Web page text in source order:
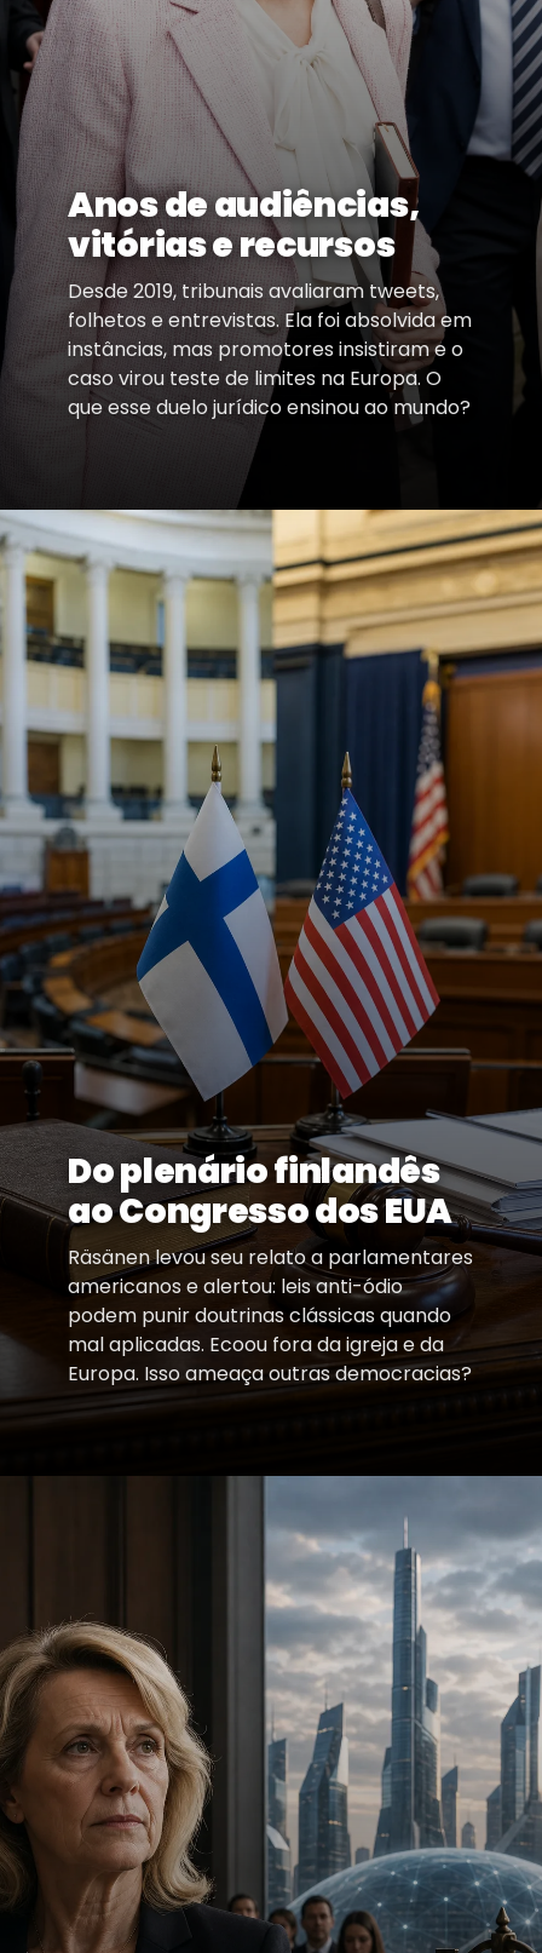
Anos de audiências,
vitórias e recursos
Desde 2019, tribunais avaliaram tweets,
folhetos e entrevistas. Ela foi absolvida em
instâncias, mas promotores insistiram e o
caso virou teste de limites na Europa. O
que esse duelo jurídico ensinou ao mundo?
Do plenário finlandês
ao Congresso dos EUA
Räsänen levou seu relato a parlamentares
americanos e alertou: leis anti-ódio
podem punir doutrinas clássicas quando
mal aplicadas. Ecoou fora da igreja e da
Europa. Isso ameaça outras democracias?